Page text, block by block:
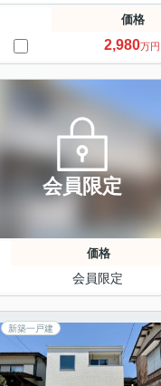
価格
2,980万円
会員限定
価格
会員限定
新築一戸建